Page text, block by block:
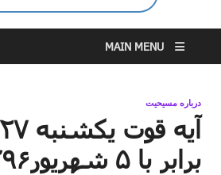
MAIN MENU
درباره مسیحیت
برابر با ۵ شهریور۱۳۹۶